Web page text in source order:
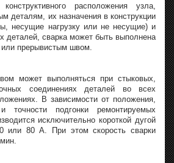
расположения узла,
деталям, их назначения в конструкции
несущие нагрузку или не несущие) и
деталей, сварка может быть выполнена
прерывистым швом.
может выполняться при стыковых,
соединениях деталей во всех
В зависимости от положения,
подгонки ремонтируемых
исключительно короткой дугой
или 80 А. При этом скорость сварки